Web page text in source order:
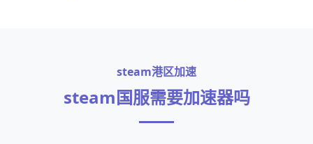
steam港区加速
steam国服需要加速器吗